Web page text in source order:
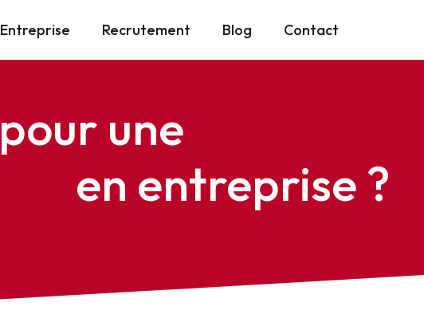
Recrutement Blog Contact
une
en entreprise ?